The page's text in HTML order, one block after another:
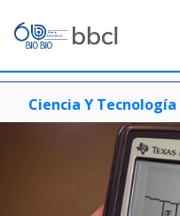
Ciencia Y Tecnología